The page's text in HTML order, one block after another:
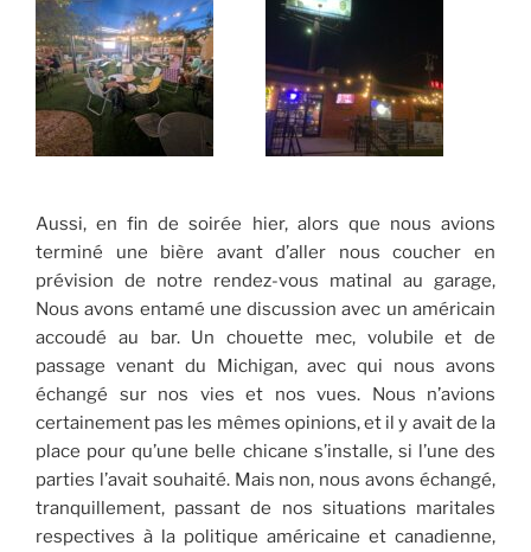
Aussi, en fin de soirée hier, alors que nous avions
terminé une bière avant d’aller nous coucher en
prévision de notre rendez-vous matinal au garage,
Nous avons entamé une discussion avec un américain
accoudé au bar. Un chouette mec, volubile et de
passage venant du Michigan, avec qui nous avons
échangé sur nos vies et nos vues. Nous n’avions
certainement pas les mêmes opinions, et il y avait de la
place pour qu’une belle chicane s’installe, si l’une des
parties l’avait souhaité. Mais non, nous avons échangé,
tranquillement, passant de nos situations maritales
respectives à la politique américaine et canadienne,